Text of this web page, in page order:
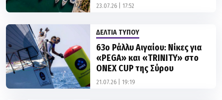
ΔΕΛΤΙΑ ΤΥΠΟΥ
«PEGA» και «TRINITY» στο
ONEX CUP της Σύρου
21.07.26 | 19:19
ΔΕΛΤΙΑ ΤΥΠΟΥ